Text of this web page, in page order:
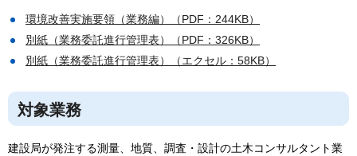
環境改善実施要領（業務編）（PDF：244KB）
別紙（業務委託進行管理表）（PDF：326KB）
別紙（業務委託進行管理表）（エクセル：58KB）
対象業務
建設局が発注する測量、地質、調査・設計の土木コンサルタント業